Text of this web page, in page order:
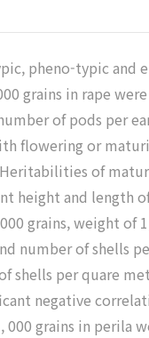
pheno-typic
grains in rape
of pods per
flowering or
of
height and
grains, weight of
number of shells
per quare
negative
grains in perila